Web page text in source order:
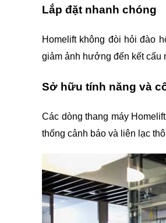
Lắp đặt nhanh chóng
Homelift không đòi hỏi đào
giảm ảnh hưởng đến kết cấu
Sở hữu tính năng và
Các dòng thang máy
thống cảnh báo và liên lạc